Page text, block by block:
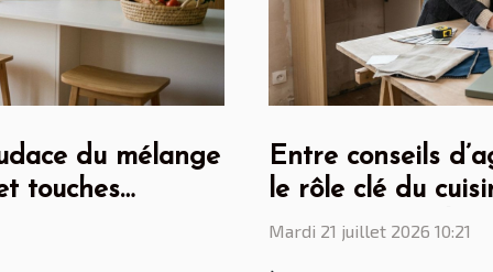
du mélange
touches
Entre conseils
le rôle clé du
rénovation
Mardi 21 juillet 2026 10:21